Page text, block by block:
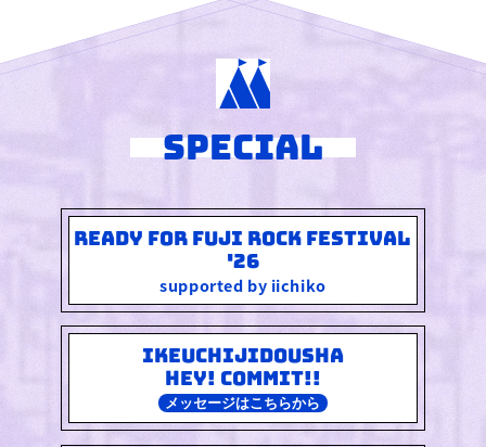
SPECIAL
READY FOR FUJI ROCK FESTIVAL
'26
supported by iichiko
IKEUCHIJIDOUSHA
HEY! COMMIT!!
メッセージはこちらから